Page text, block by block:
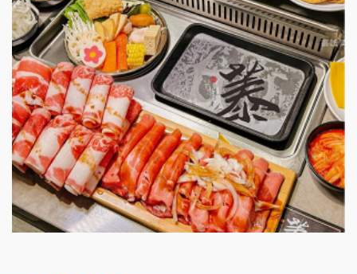
鬍子茶加盟說明會
鮮茶道加盟說明會
微風亭鐵板燒加盟說明會
漫步藍咖啡加盟說明會
明石章魚燒加盟說明會
出櫃加盟說明會